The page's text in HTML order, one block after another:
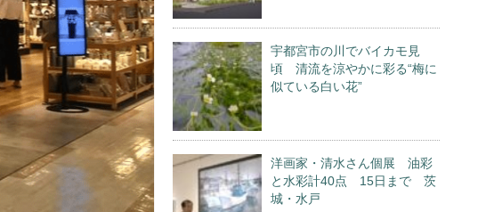
宇都宮市の川でバイカモ見
頃 清流を涼やかに彩る“梅に
似ている白い花”
洋画家・清水さん個展 油彩
と水彩計40点 15日まで 茨
城・水戸